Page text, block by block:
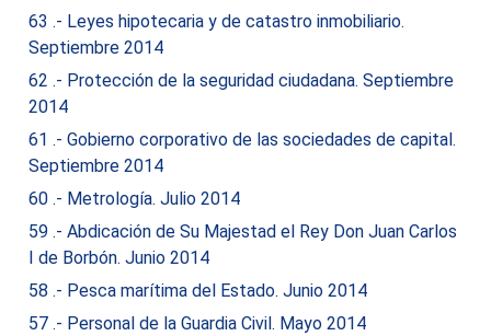
63 .- Leyes hipotecaria y de catastro inmobiliario.
Septiembre 2014
62 .- Protección de la seguridad ciudadana. Septiembre
2014
61 .- Gobierno corporativo de las sociedades de capital.
Septiembre 2014
60 .- Metrología. Julio 2014
59 .- Abdicación de Su Majestad el Rey Don Juan Carlos
I de Borbón. Junio 2014
58 .- Pesca marítima del Estado. Junio 2014
57 .- Personal de la Guardia Civil. Mayo 2014